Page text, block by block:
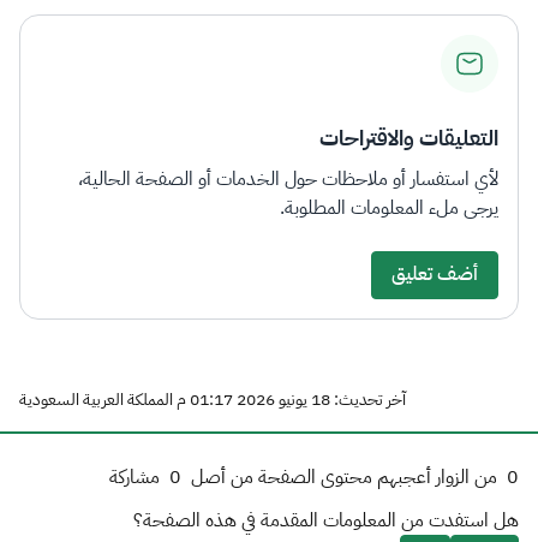
التعليقات والاقتراحات
لأي استفسار أو ملاحظات حول الخدمات أو الصفحة الحالية،
يرجى ملء المعلومات المطلوبة.
أضف تعليق
آخر تحديث: 18 يونيو 2026 01:17 م المملكة العربية السعودية
0 من الزوار أعجبهم محتوى الصفحة من أصل 0 مشاركة
هل استفدت من المعلومات المقدمة في هذه الصفحة؟